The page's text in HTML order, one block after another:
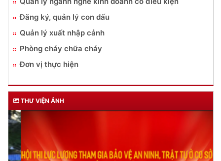
Đăng ký, quản lý con dấu
Quản lý xuất nhập cảnh
Phòng cháy chữa cháy
Đơn vị thực hiện
THƯ VIỆN ẢNH